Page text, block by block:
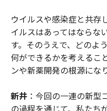
ウイルスや感染症と共存
イルスはあってはならな
す。そのうえで、どのよ
何ができるかを考えるこ
ンや新薬開発の根源にな
新井：今回の一連の新型
の過程を通じて、私たち